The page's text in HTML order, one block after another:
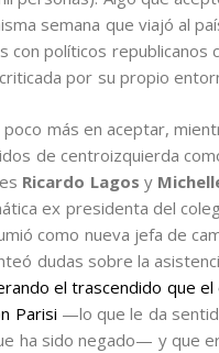
semana que viajó al
con políticos republicanos
por su propio
más en aceptar,
de centroizquierda
Ricardo Lagos y
ex presidenta del
como nueva jefa de
dudas sobre la
el trascendido que el
Parisi —lo que le da
ha sido negado— y que